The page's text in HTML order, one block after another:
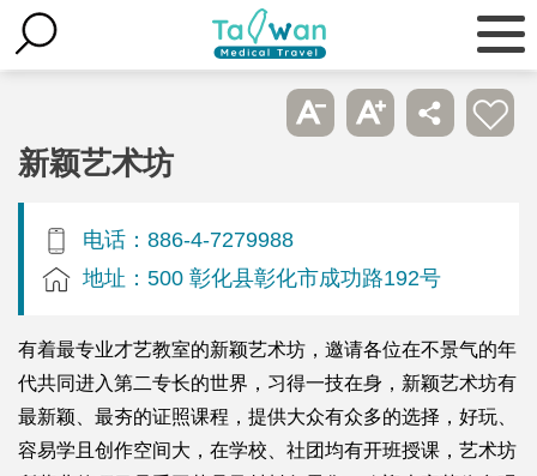
新颖艺术坊
电话：886-4-7279988
地址：500 彰化县彰化市成功路192号
有着最专业才艺教室的新颖艺术坊，邀请各位在不景气的年
代共同进入第二专长的世界，习得一技在身，新颖艺术坊有
最新颖、最夯的证照课程，提供大众有众多的选择，好玩、
容易学且创作空间大，在学校、社团均有开班授课，艺术坊